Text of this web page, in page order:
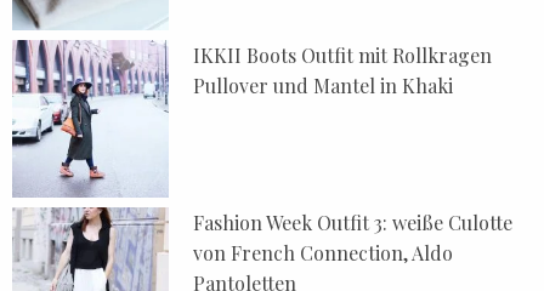
IKKII Boots Outfit mit Rollkragen
Pullover und Mantel in Khaki
Fashion Week Outfit 3: weiße Culotte
von French Connection, Aldo
Pantoletten